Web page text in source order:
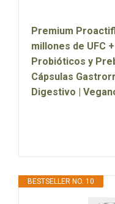
Premium
millones de UFC
Probióticos y
Cápsulas
Digestivo |
BESTSELLER NO. 10